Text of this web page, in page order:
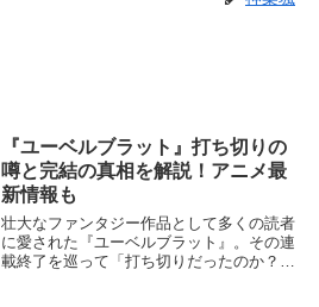
『ユーベルブラット』打ち切りの
噂と完結の真相を解説！アニメ最
新情報も
壮大なファンタジー作品として多くの読者
に愛された『ユーベルブラット』。その連
載終了を巡って「打ち切りだったのか？」